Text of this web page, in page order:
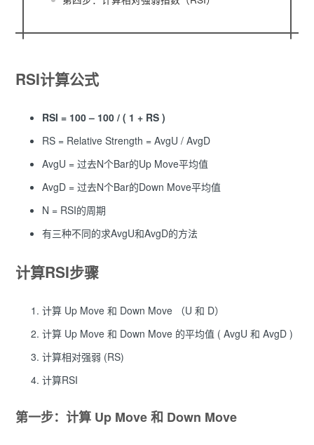
RSI计算公式
RSI = 100 – 100 / ( 1 + RS )
RS = Relative Strength = AvgU / AvgD
AvgU = 过去N个Bar的Up Move平均值
AvgD = 过去N个Bar的Down Move平均值
N = RSI的周期
有三种不同的求AvgU和AvgD的方法
计算RSI步骤
计算 Up Move 和 Down Move （U 和 D）
计算 Up Move 和 Down Move 的平均值 ( AvgU 和 AvgD )
计算相对强弱 (RS)
计算RSI
第一步：计算 Up Move 和 Down Move